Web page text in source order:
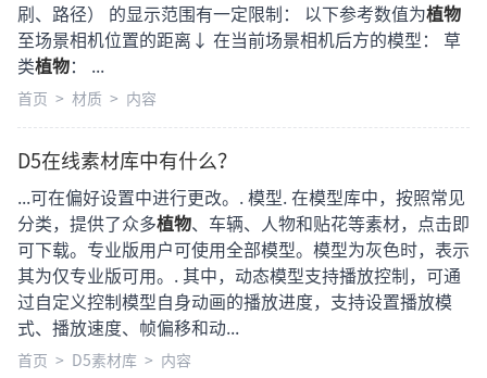
刷、路径） 的显示范围有一定限制： 以下参考数值为植物
至场景相机位置的距离↓ 在当前场景相机后方的模型： 草
类植物： ...
首页 > 材质 > 内容
D5在线素材库中有什么？
...可在偏好设置中进行更改。. 模型. 在模型库中，按照常见
分类，提供了众多植物、车辆、人物和贴花等素材，点击即
可下载。专业版用户可使用全部模型。模型为灰色时，表示
其为仅专业版可用。. 其中，动态模型支持播放控制，可通
过自定义控制模型自身动画的播放进度，支持设置播放模
式、播放速度、帧偏移和动...
首页 > D5素材库 > 内容